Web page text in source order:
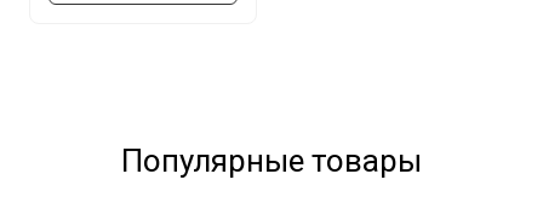
Популярные товары